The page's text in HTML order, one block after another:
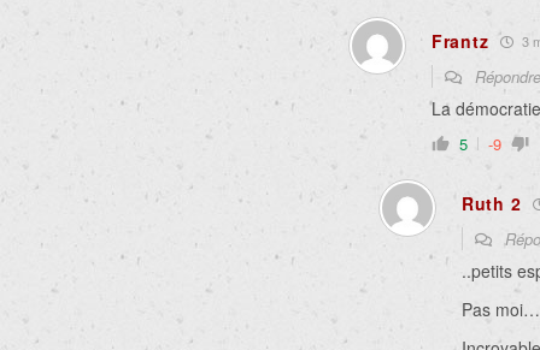
Frantz 3
La
5 -9
Ruth 2
..petits
Pas moi…